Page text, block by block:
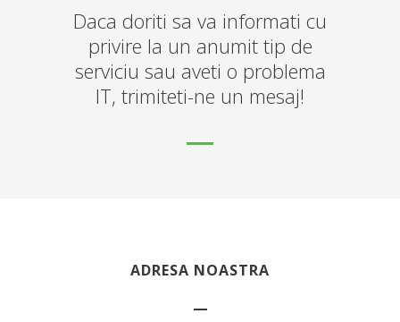
Daca doriti sa va informati cu
privire la un anumit tip de
serviciu sau aveti o problema
IT, trimiteti-ne un mesaj!
ADRESA NOASTRA